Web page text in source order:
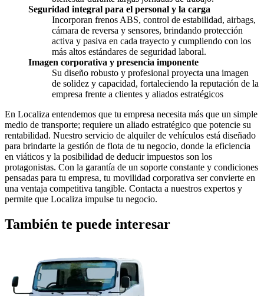
Seguridad integral para el personal y la carga
Incorporan frenos ABS, control de estabilidad, airbags,
cámara de reversa y sensores, brindando protección
activa y pasiva en cada trayecto y cumpliendo con los
más altos estándares de seguridad laboral.
Imagen corporativa y presencia imponente
Su diseño robusto y profesional proyecta una imagen
de solidez y capacidad, fortaleciendo la reputación de la
empresa frente a clientes y aliados estratégicos
En Localiza entendemos que tu empresa necesita más que un simple
medio de transporte; requiere un aliado estratégico que potencie su
rentabilidad. Nuestro servicio de alquiler de vehículos está diseñado
para brindarte la gestión de flota de tu negocio, donde la eficiencia
en viáticos y la posibilidad de deducir impuestos son los
protagonistas. Con la garantía de un soporte constante y condiciones
pensadas para tu empresa, tu movilidad corporativa ser convierte en
una ventaja competitiva tangible. Contacta a nuestros expertos y
permite que Localiza impulse tu negocio.
También te puede interesar